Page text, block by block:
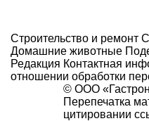
Строительство и ремонт
Домашние животные
Редакция Контактная
отношении обработки
© ООО
Перепечатка
цитировании